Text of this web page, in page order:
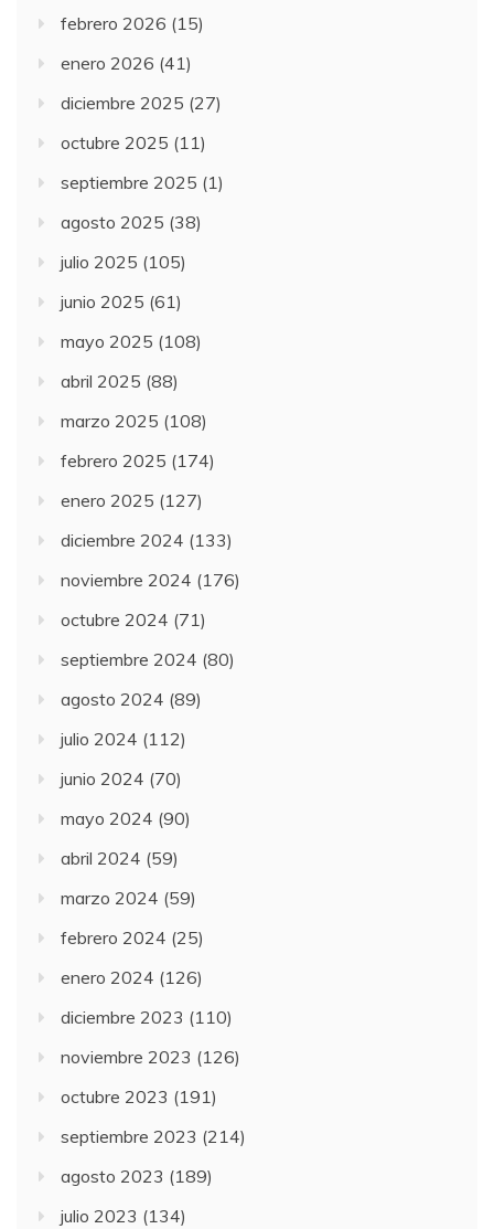
febrero 2026 (15)
enero 2026 (41)
diciembre 2025 (27)
octubre 2025 (11)
septiembre 2025 (1)
agosto 2025 (38)
julio 2025 (105)
junio 2025 (61)
mayo 2025 (108)
abril 2025 (88)
marzo 2025 (108)
febrero 2025 (174)
enero 2025 (127)
diciembre 2024 (133)
noviembre 2024 (176)
octubre 2024 (71)
septiembre 2024 (80)
agosto 2024 (89)
julio 2024 (112)
junio 2024 (70)
mayo 2024 (90)
abril 2024 (59)
marzo 2024 (59)
febrero 2024 (25)
enero 2024 (126)
diciembre 2023 (110)
noviembre 2023 (126)
octubre 2023 (191)
septiembre 2023 (214)
agosto 2023 (189)
julio 2023 (134)